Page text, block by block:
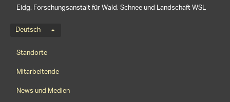
Eidg. Forschungsanstalt für Wald, Schnee und Landschaft WSL
Sprachmenü
Deutsch
Footernavigation
Standorte
Mitarbeitende
News und Medien